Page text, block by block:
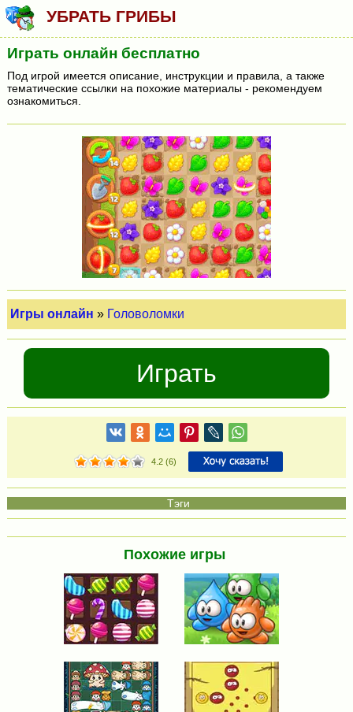
УБРАТЬ ГРИБЫ
Играть онлайн бесплатно
Под игрой имеется описание, инструкции и правила, а также
тематические ссылки на похожие материалы - рекомендуем
ознакомиться.
Игры онлайн » Головоломки
Играть
4.2(6)
Похожие игры